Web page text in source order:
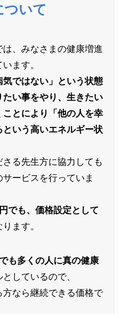
ついて
、みなさまの健康増進
ます。
ではない」という状態
い事をやり、生きたい
とにより「他の人を幸
いう高いエネルギー状
る先生方に協力しても
ービスを行っていま
でも、価格設定として
ります。
も多くの人に真の健康
としているので、
なら継続できる価格で